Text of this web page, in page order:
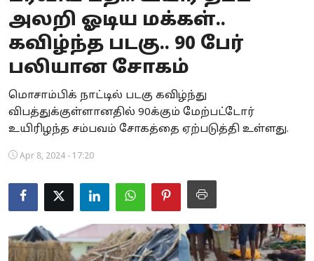
Business
Crime
National
Spirituality
Weather
அலறி ஓடிய மக்கள்..
கவிழ்ந்த படகு.. 90 பேர்
பலியான சோகம்
மொசாம்பிக் நாட்டில் படகு கவிழ்ந்து
விபத்துக்குள்ளானதில் 90க்கும் மேற்பட்டோர்
உயிரிழந்த சம்பவம் சோகத்தை ஏற்படுத்தி உள்ளது.
Apr 8, 2024 - 17:20